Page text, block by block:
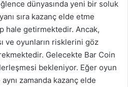
dünyasında yeni bir soluk
sıra kazanç elde etme
hale getirmektedir. Ancak,
ve oyunların risklerini göz
Gelecekte Bar Coin
bekleniyor. Eğer oyun
zamanda kazanç elde